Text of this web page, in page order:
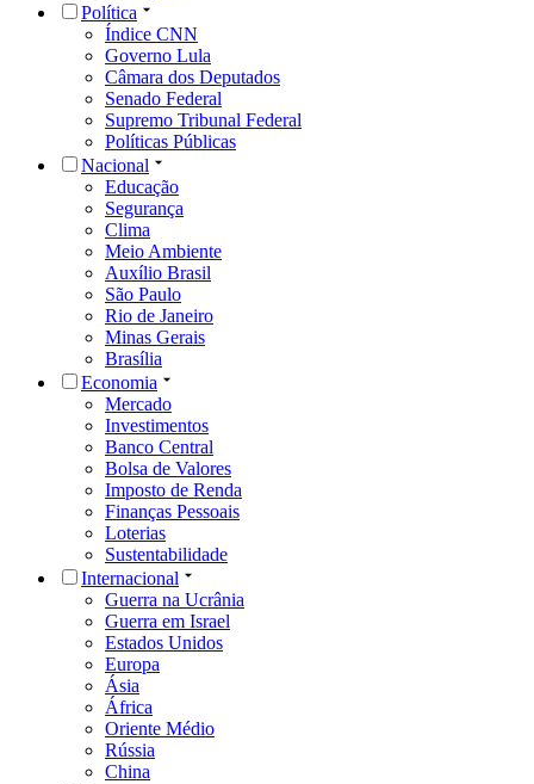
Política
Índice CNN
Governo Lula
Câmara dos Deputados
Senado Federal
Supremo Tribunal Federal
Políticas Públicas
Nacional
Educação
Segurança
Clima
Meio Ambiente
Auxílio Brasil
São Paulo
Rio de Janeiro
Minas Gerais
Brasília
Economia
Mercado
Investimentos
Banco Central
Bolsa de Valores
Imposto de Renda
Finanças Pessoais
Loterias
Sustentabilidade
Internacional
Guerra na Ucrânia
Guerra em Israel
Estados Unidos
Europa
Ásia
África
Oriente Médio
Rússia
China